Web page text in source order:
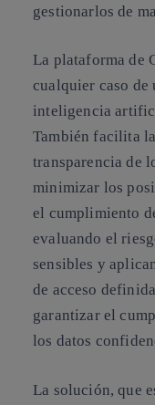
gestionarlos de
La plataforma de
cualquier caso de
inteligencia
También facilita
transparencia de
minimizar los
el cumplimiento
evaluando el
sensibles y
de acceso
garantizar el
los datos
La solución, que